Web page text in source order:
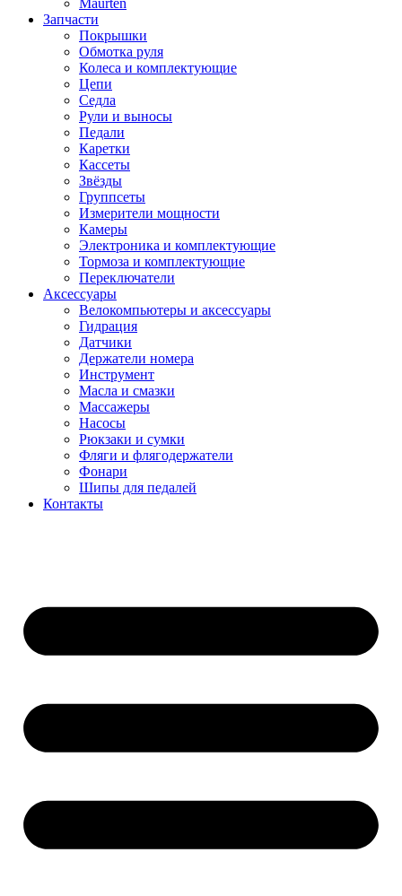
Maurten
Запчасти
Покрышки
Обмотка руля
Колеса и комплектующие
Цепи
Седла
Рули и выносы
Педали
Каретки
Кассеты
Звёзды
Группсеты
Измерители мощности
Камеры
Электроника и комплектующие
Тормоза и комплектующие
Переключатели
Аксессуары
Велокомпьютеры и аксессуары
Гидрация
Датчики
Держатели номера
Инструмент
Масла и смазки
Массажеры
Насосы
Рюкзаки и сумки
Фляги и флягодержатели
Фонари
Шипы для педалей
Контакты